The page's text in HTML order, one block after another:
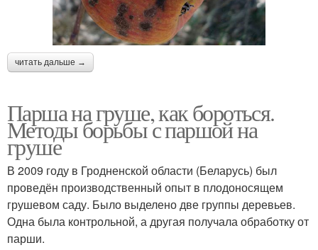
читать дальше →
Парша на груше, как бороться.
Методы борьбы с паршой на
груше
В 2009 году в Гродненской области (Беларусь) был
проведён производственный опыт в плодоносящем
грушевом саду. Было выделено две группы деревьев.
Одна была контрольной, а другая получала обработку от
парши.